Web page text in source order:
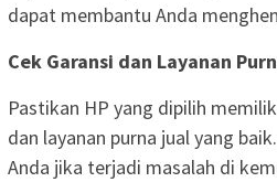
dapat membantu Anda
Cek Garansi dan Layanan
Pastikan HP yang dipilih
dan layanan purna jual yang
Anda jika terjadi masalah di